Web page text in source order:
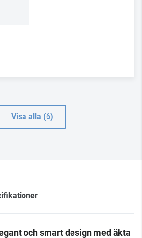
Visa alla (6)
och smart design med äkta